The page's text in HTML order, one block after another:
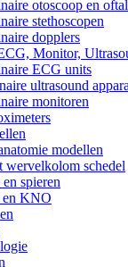
otoscoop en
stethoscopen
dopplers
Monitor,
ECG units
ultrasound
monitoren
modellen
wervelkolom schedel
spieren
en KNO